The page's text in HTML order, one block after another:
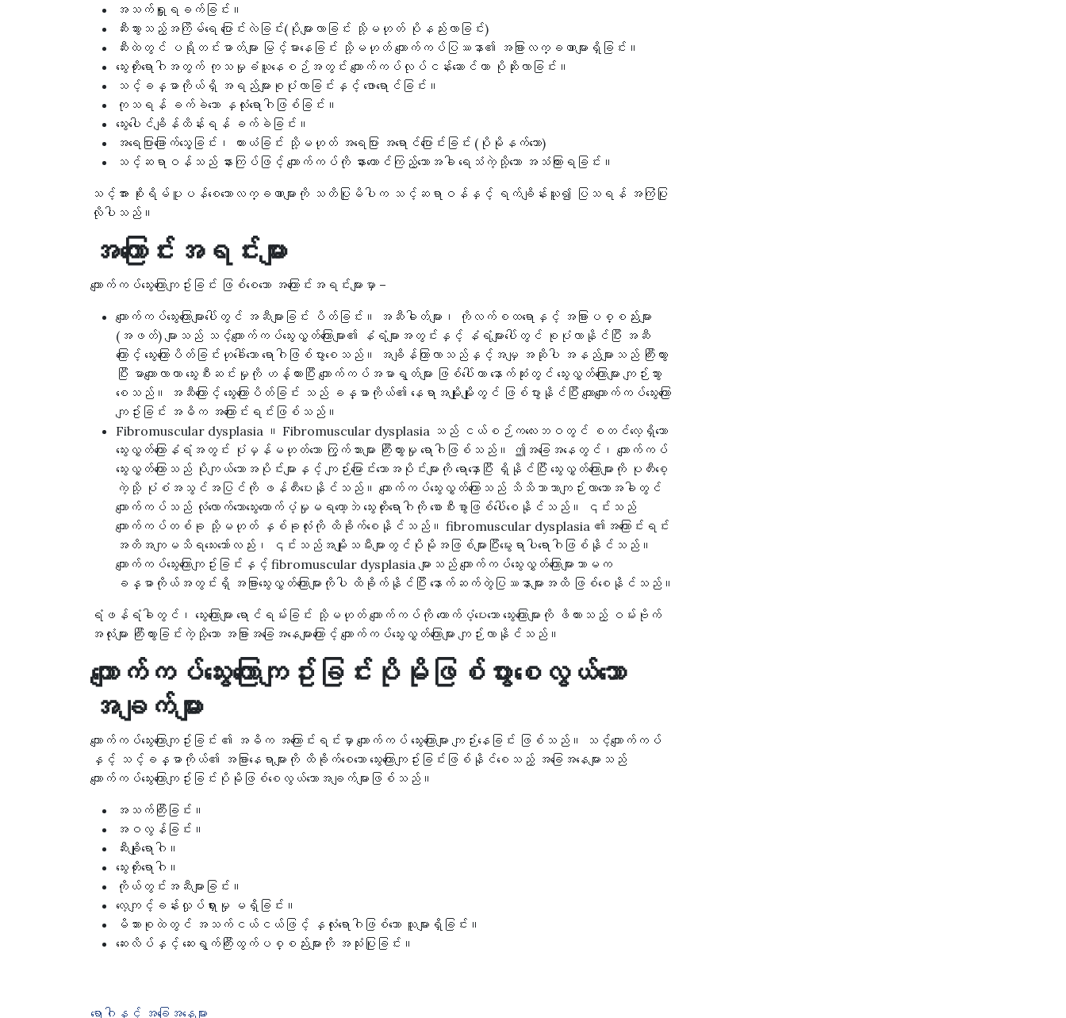
အသက်ရှူရခက်ခြင်း။
ဆီးသွားသည့်အကြိမ်ရေ ပြောင်းလဲခြင်း(ပိုများလာခြင်း သို့မဟုတ် ပိုနည်းလာခြင်း)
ဆီးထဲတွင် ပရိုတင်းဓာတ်များ မြင့်မားနေခြင်း သို့မဟုတ် ကျောက်ကပ်ပြဿနာ၏ အခြားလက္ခဏာများရှိခြင်း။
သွေးတိုးရောဂါအတွက် ကုသမှုခံယူနေစဉ်အတွင်း ကျောက်ကပ်လုပ်ငန်းဆောင်တာ ပိုဆိုးလာခြင်း။
သင့်ခန္ဓာကိုယ်ရှိ အရည်များစုပုံလာခြင်းနှင့် ဖောရောင်ခြင်း။
ကုသရန် ခက်ခဲသော နှလုံးရောဂါဖြစ်ခြင်း။
သွေးပေါင်ချိန်ထိန်းရန် ခက်ခဲခြင်း။
အရေပြားခြောက်သွေ့ခြင်း၊ ယားယံခြင်း သို့မဟုတ် အရေပြား အရောင်ပြောင်းခြင်း (ပိုမိုနက်သော)
သင့်ဆရာဝန်သည် နားကြပ်ဖြင့် ကျောက်ကပ်ကို နားထောင်ကြည့်သောအခါ ရေသံကဲ့သို့သော အသံကြားရခြင်း။
သင့်အား စိုးရိမ်ပူပန်စေသောလက္ခဏာများကို သတိပြုမိပါက သင့်ဆရာဝန်နှင့် ရက်ချိန်းယူ၍ ပြသရန် အကြံပြု
လိုပါသည်။
အကြောင်းအရင်းများ
ကျောက်ကပ်သွေးကြောကျဥ်းခြင်း ဖြစ်စေသော အကြောင်းအရင်းများမှာ –
ကျောက်ကပ်သွေးကြောများပေါ်တွင် အဆီများခြင်း ပိတ်ခြင်း။ အဆီဓါတ်များ၊ ကိုလက်စထရောနှင့် အခြားပစ္စည်းများ
(အဖတ်) များသည် သင့်ကျောက်ကပ်သွေးလွှတ်ကြောများ၏ နံရံများအတွင်းနှင့် နံရံများပေါ်တွင် စုပုံလာနိုင်ပြီး အဆီ
ကြောင့် သွေးကြောပိတ်ခြင်းဟုခေါ်သော ရောဂါဖြစ်ပွားစေသည်။ အချိန်ကြာလာသည်နှင့်အမျှ အဆိုပါ အနည်များသည် ကြီးထွား
ပြီး မာကျောလာကာ သွေးစီးဆင်းမှုကို ဟန့်တားပြီး ကျောက်ကပ်အမာရွတ်များ ဖြစ်ပေါ်ကာ နောက်ဆုံးတွင် သွေးလွှတ်ကြောများ ကျဉ်းသွား
စေသည်။ အဆီကြောင့် သွေးကြောပိတ်ခြင်း သည် ခန္ဓာကိုယ်၏ နေရာအမျိုးမျိုးတွင် ဖြစ်ပွားနိုင်ပြီး ကျောကျောက်ကပ်သွေးကြော
ကျဥ်းခြင်း အဓိက အကြောင်းရင်းဖြစ်သည်။
Fibromuscular dysplasia ။ Fibromuscular dysplasia သည် ငယ်စဉ်ကလေးဘဝတွင် စတင်လေ့ရှိသော
သွေးလွှတ်ကြောနံရံအတွင်း ပုံမှန်မဟုတ်သော ကြွက်သားများ ကြီးထွားမှု ရောဂါဖြစ်သည်။ ဤအခြေအနေတွင်၊ ကျောက်ကပ်
သွေးလွှတ်ကြောသည် ပိုကျယ်သောအပိုင်းများနှင့် ကျဉ်းမြောင်းသောအပိုင်းများကို ရောနှောပြီး ရှိနိုင်ပြီး သွေးလွှတ်ကြောများကို ပုတီးစေ့
ကဲ့သို့ ပုံစံအသွင်အပြင်ကို ဖန်တီးပေးနိုင်သည်။ ကျောက်ကပ်သွေးလွှတ်ကြောသည် သိသိသာသာကျဉ်းလာသောအခါတွင်
ကျောက်ကပ်သည် လုံလောက်သောသွေးထောက်ပံ့မှုမရတော့ဘဲ သွေးတိုးရောဂါကို စောစီးစွာဖြစ်ပေါ်စေနိုင်သည်။ ၎င်းသည်
ကျောက်ကပ်တစ်ခု သို့မဟုတ် နှစ်ခုလုံးကို ထိခိုက်စေနိုင်သည်။ fibromuscular dysplasia ၏အကြောင်းရင်း
အတိအကျမသိရသေးသော်လည်း၊ ၎င်းသည်အမျိုးသမီးများတွင်ပိုမိုအဖြစ်များပြီးမွေးရာပါရောဂါဖြစ်နိုင်သည်။
ကျောက်ကပ်သွေးကြောကျဥ်းခြင်းနှင့် fibromuscular dysplasia များသည် ကျောက်ကပ်သွေးလွှတ်ကြောများသာမက
ခန္ဓာကိုယ်အတွင်းရှိ အခြားသွေးလွှတ်ကြောများကိုပါ ထိခိုက်နိုင်ပြီး နောက်ဆက်တွဲပြဿနာများအထိ ဖြစ်စေနိုင်သည်။
ရံဖန်ရံခါတွင်၊ သွေးကြောများ ရောင်ရမ်းခြင်း သို့မဟုတ် ကျောက်ကပ်ကို ထောက်ပံ့ပေးသော သွေးကြောများကို ဖိထားသည့် ဝမ်းဗိုက်
အလုံးများ ကြီးထွားခြင်းကဲ့သို့သော အခြားအခြေအနေများကြောင့် ကျောက်ကပ်သွေးလွှတ်ကြောများ ကျဉ်းလာနိုင်သည်။
ကျောက်ကပ်သွေးကြောကျဥ်းခြင်းပိုမိုဖြစ်ပွားစေလွယ်သော
အချက်များ
ကျောက်ကပ်သွေးကြောကျဥ်းခြင်း ၏ အဓိက အကြောင်းရင်းမှာ ကျောက်ကပ် သွေးကြောများ ကျဉ်းနေခြင်း ဖြစ်သည်။ သင့်ကျောက်ကပ်
နှင့် သင့်ခန္ဓာကိုယ်၏ အခြားနေရာများကို ထိခိုက်စေသော သွေးကြောကျဥ်းခြင်းဖြစ်နိုင်စေသည့် အခြေအနေများသည်
ကျောက်ကပ်သွေးကြောကျဥ်းခြင်းပိုမိုဖြစ်စေလွယ်သောအချက်များဖြစ်သည်။
အသက်ကြီးခြင်း။
အဝလွန်ခြင်း။
ဆီးချိုရောဂါ။
သွေးတိုး‌ရောဂါ။
ကိုယ်တွင်းအဆီများခြင်း။
လေ့ကျင့်ခန်းလှုပ်ရှားမှု မရှိခြင်း။
မိသားစုထဲတွင် အသက်ငယ်ငယ်ဖြင့် နှလုံးရောဂါဖြစ်သော သူများရှိခြင်း။
ဆေးလိပ်နှင့် ဆေးရွက်ကြီးထွက်ပစ္စည်းများကို အသုံးပြုခြင်း။
ရောဂါနှင့် အခြေအနေများ